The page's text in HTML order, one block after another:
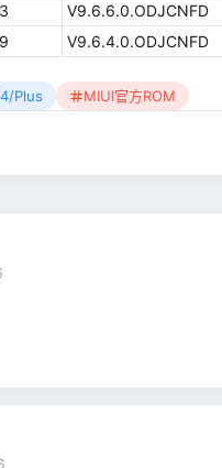
V9.6.6.0.ODJCNFD
V9.6.4.0.ODJCNFD
Plus MIUI官方ROM